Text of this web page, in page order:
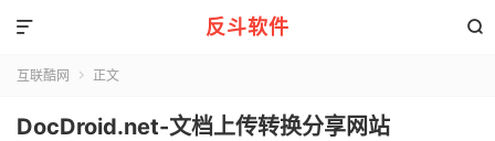
反斗软件 

互联酷网  正文
DocDroid.net-文档上传转换分享网站